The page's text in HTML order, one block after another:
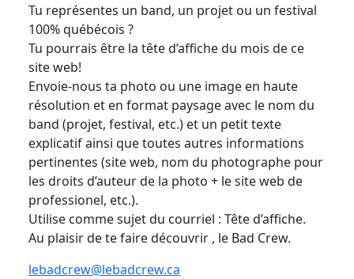
Tu représentes un band, un projet ou un festival
100% québécois ?
Tu pourrais être la tête d’affiche du mois de ce
site web!
Envoie-nous ta photo ou une image en haute
résolution et en format paysage avec le nom du
band (projet, festival, etc.) et un petit texte
explicatif ainsi que toutes autres informations
pertinentes (site web, nom du photographe pour
les droits d’auteur de la photo + le site web de
professionel, etc.).
Utilise comme sujet du courriel : Tête d’affiche.
Au plaisir de te faire découvrir , le Bad Crew.
lebadcrew@lebadcrew.ca